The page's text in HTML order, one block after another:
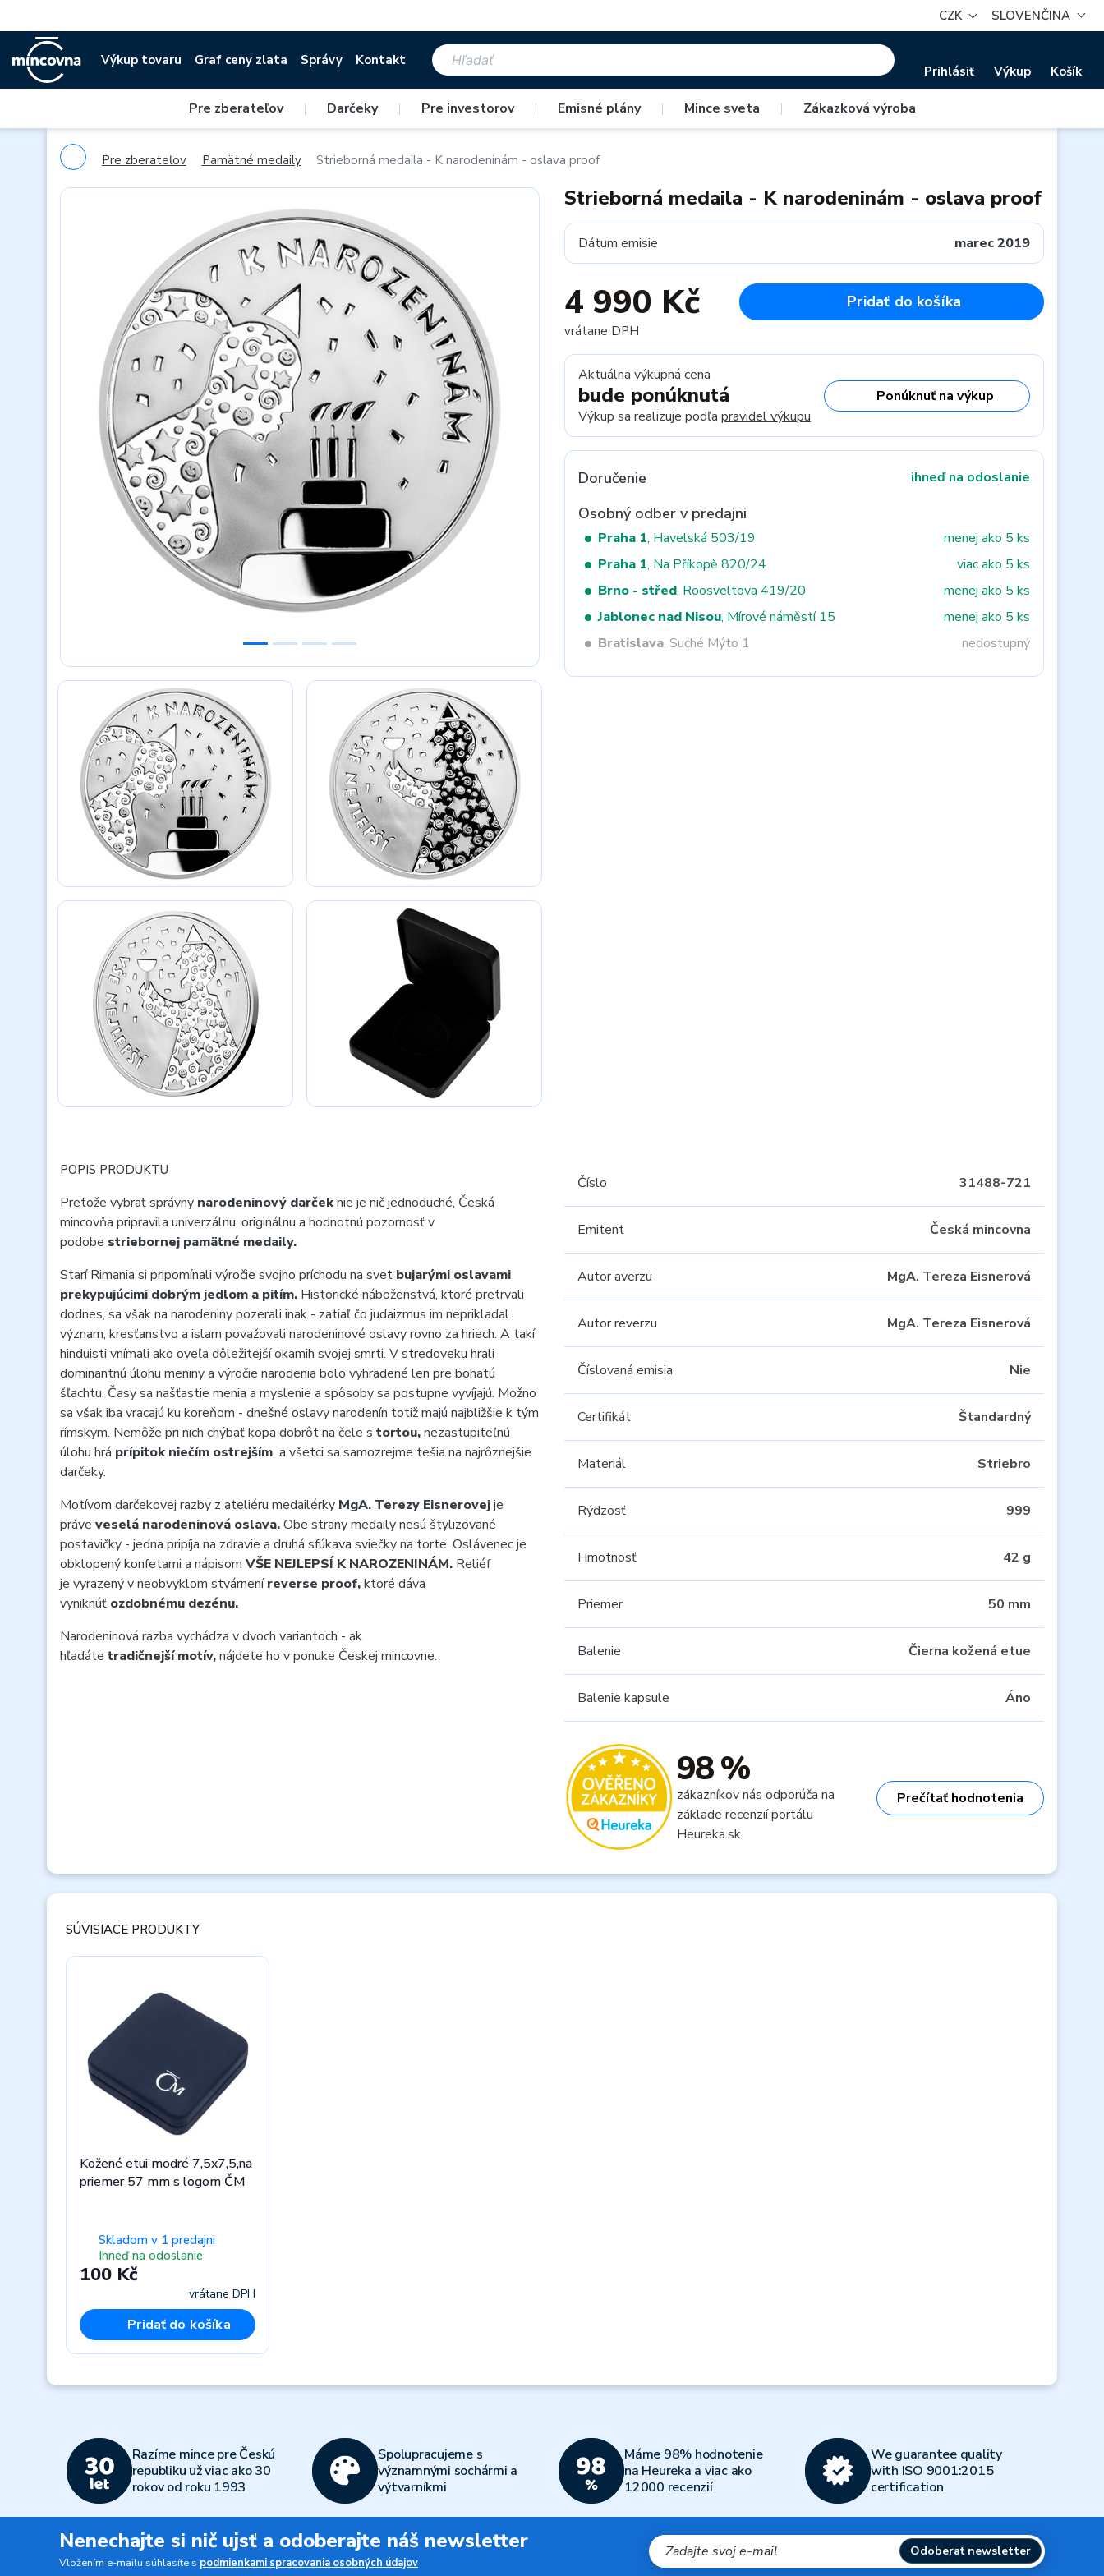
CZK SLOVENČINA
Výkup tovaru Graf ceny zlata Správy Kontakt
Prihlásiť Výkup Košík
Pre zberateľov | Darčeky | Pre investorov | Emisné plány | Mince sveta | Zákazková výroba
Pre zberateľov Pamätné medaily Strieborná medaila - K narodeninám - oslava proof
Previous Next
Strieborná medaila - K narodeninám - oslava proof
Dátum emisie marec 2019
4 990 Kč
vrátane DPH
Pridať do košíka
Aktuálna výkupná cena
bude ponúknutá
Výkup sa realizuje podľa pravidel výkupu
Ponúknuť na výkup
Doručenie ihneď na odoslanie
Osobný odber v predajni
Praha 1, Havelská 503/19
menej ako 5 ks
Praha 1, Na Příkopě 820/24
viac ako 5 ks
Brno - střed, Roosveltova 419/20
menej ako 5 ks
Jablonec nad Nisou, Mírové náměstí 15
menej ako 5 ks
Bratislava, Suché Mýto 1 nedostupný
POPIS PRODUKTU
Pretože vybrať správny narodeninový darčeknie je nič jednoduché, Česká
mincovňa pripravila univerzálnu, originálnu a hodnotnú pozornosť v
podobe striebornej pamätné medaily.
Starí Rimania si pripomínali výročie svojho príchodu na svet bujarými oslavami
prekypujúcimi dobrým jedlom a pitím. Historické náboženstvá, ktoré pretrvali
dodnes, sa však na narodeniny pozerali inak - zatiaľ čo judaizmus im neprikladal
význam, kresťanstvo a islam považovali narodeninové oslavy rovno za hriech. A takí
hinduisti vnímali ako oveľa dôležitejší okamih svojej smrti. V stredoveku hrali
dominantnú úlohu meniny a výročie narodenia bolo vyhradené len pre bohatú
šľachtu. Časy sa našťastie menia a myslenie a spôsoby sa postupne vyvíjajú. Možno
sa však iba vracajú ku koreňom - dnešné oslavy narodenín totiž majú najbližšie k tým
rímskym. Nemôže pri nich chýbať kopa dobrôt na čele s tortou,nezastupiteľnú
úlohu hrá prípitok niečím ostrejším a všetci sa samozrejme tešia na najrôznejšie
darčeky.
Motívom darčekovej razby z ateliéru medailérky MgA. Terezy Eisnerovejje
práve veselá narodeninová oslava.Obe strany medaily nesú štylizované
postavičky - jedna pripíja na zdravie a druhá sfúkava sviečky na torte. Oslávenec je
obklopený konfetami a nápisom VŠE NEJLEPSÍ K NAROZENINÁM. Reliéf
je vyrazený v neobvyklom stvárneníreverse proof,ktoré dáva
vyniknúť ozdobnému dezénu.
Narodeninová razba vychádza v dvoch variantoch - ak
hľadáte tradičnejší motív,nájdete ho v ponuke Českej mincovne.
Číslo 31488-721
Emitent Česká mincovna
Autor averzu MgA. Tereza Eisnerová
Autor reverzu MgA. Tereza Eisnerová
Číslovaná emisia Nie
Certifikát Štandardný
Materiál Striebro
Rýdzosť 999
Hmotnosť 42 g
Priemer 50 mm
Balenie Čierna kožená etue
Balenie kapsule Áno
98 %
zákazníkov nás odporúča na
základe recenzií portálu
Heureka.sk
Prečítať hodnotenia
SÚVISIACE PRODUKTY
Kožené etui modré 7,5x7,5,na
priemer 57 mm s logom ČM
Skladom v 1 predajni
Ihneď na odoslanie
100 Kč
vrátane DPH
Pridať do košíka
Razíme mince pre Českú
republiku už viac ako 30
rokov od roku 1993
Spolupracujeme s
významnými sochármi a
výtvarníkmi
Máme 98% hodnotenie
na Heureka a viac ako
12000 recenzií
We guarantee quality
with ISO 9001:2015
certification
Nenechajte si nič ujsť a odoberajte náš newsletter
Vložením e-mailu súhlasíte s podmienkami spracovania osobných údajov
Odoberať newsletter